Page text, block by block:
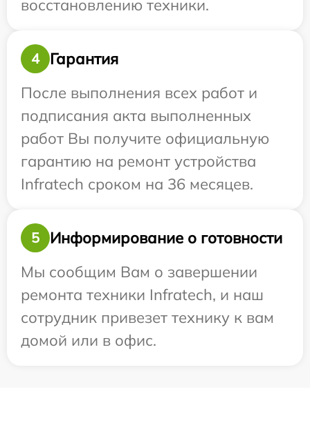
восстановлению техники.
4
Гарантия
После выполнения всех работ и
подписания акта выполненных
работ Вы получите официальную
гарантию на ремонт устройства
Infratech сроком на 36 месяцев.
5
Информирование о готовности
Мы сообщим Вам о завершении
ремонта техники Infratech, и наш
сотрудник привезет технику к вам
домой или в офис.